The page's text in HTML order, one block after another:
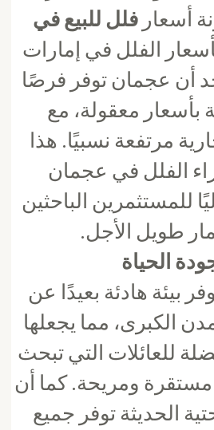
أسعار فلل للبيع في
الفلل في إمارات
أن عجمان توفر فرصًا
بأسعار معقولة، مع
مرتفعة نسبيًا. هذا
الفلل في عجمان
للمستثمرين الباحثين
طويل الأجل.
الحياة
بيئة هادئة بعيدًا عن
الكبرى، مما يجعلها
للعائلات التي تبحث
ومريحة. كما أن
الحديثة توفر جميع